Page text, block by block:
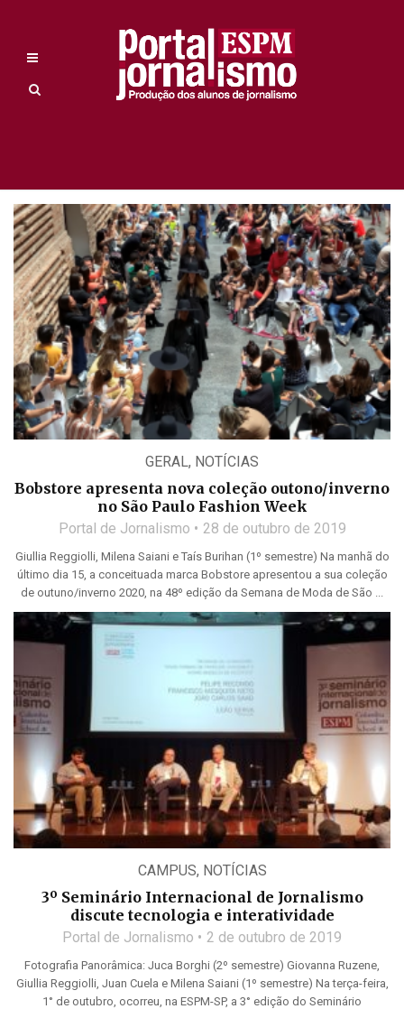
GERAL, NOTÍCIAS
Bobstore apresenta nova coleção outono/inverno
no São Paulo Fashion Week
Portal de Jornalismo 28 de outubro de 2019
Giullia Reggiolli, Milena Saiani e Taís Burihan (1º semestre) Na manhã do
último dia 15, a conceituada marca Bobstore apresentou a sua coleção
de outuno/inverno 2020, na 48º edição da Semana de Moda de São ...
CAMPUS, NOTÍCIAS
3º Seminário Internacional de Jornalismo
discute tecnologia e interatividade
Portal de Jornalismo 2 de outubro de 2019
Fotografia Panorâmica: Juca Borghi (2º semestre) Giovanna Ruzene,
Giullia Reggiolli, Juan Cuela e Milena Saiani (1º semestre) Na terça-feira,
1° de outubro, ocorreu, na ESPM-SP, a 3° edição do Seminário